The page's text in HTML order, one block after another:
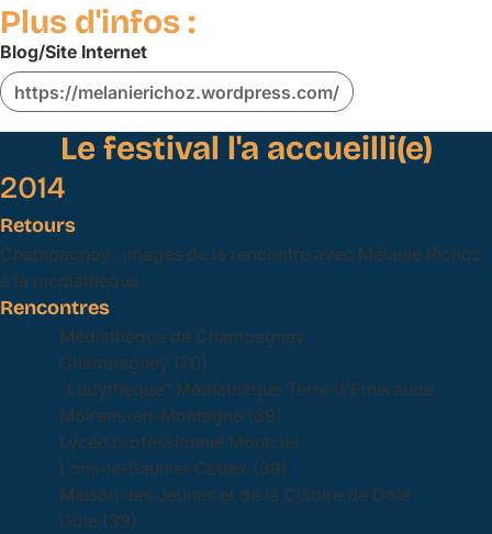
Plus d'infos :
Blog/Site Internet
https://melanierichoz.wordpress.com/
Le festival l'a accueilli(e)
2014
Retours
Champagney : images de la rencontre avec Mélanie Richoz
à la médiathèque
Rencontres
Médiathèque de Champagney
Champagney (70)
"Ludythèque" Médiathèque Terre d'Emeraude
Moirans-en-Montagne (39)
Lycée professionnel Montciel
Lons-le-Saunier Cedex (39)
Maison des Jeunes et de la Culture de Dole
Dole (39)